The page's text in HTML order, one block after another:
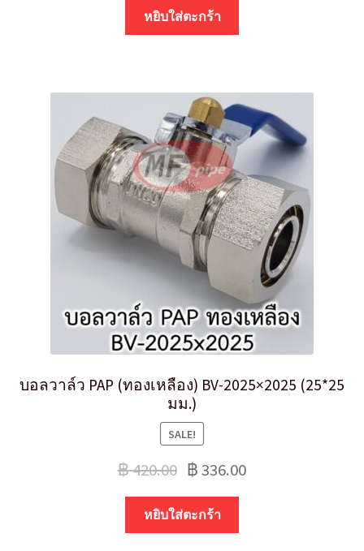
หยิบใส่ตะกร้า
บอลวาล์ว PAP (ทองเหลือง) BV-2025×2025 (25*25
มม.)
SALE!
฿420.00 ฿336.00
หยิบใส่ตะกร้า